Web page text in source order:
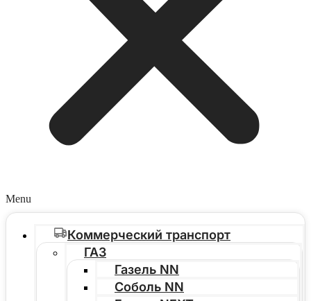
Menu
Коммерческий транспорт
ГАЗ
Газель NN
Соболь NN